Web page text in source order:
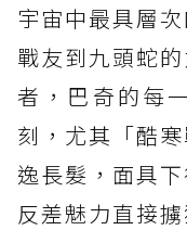
宇宙中最具層
戰友到九頭蛇
者，巴奇的每
刻，尤其「酷
逸長髮，面具
反差魅力直接